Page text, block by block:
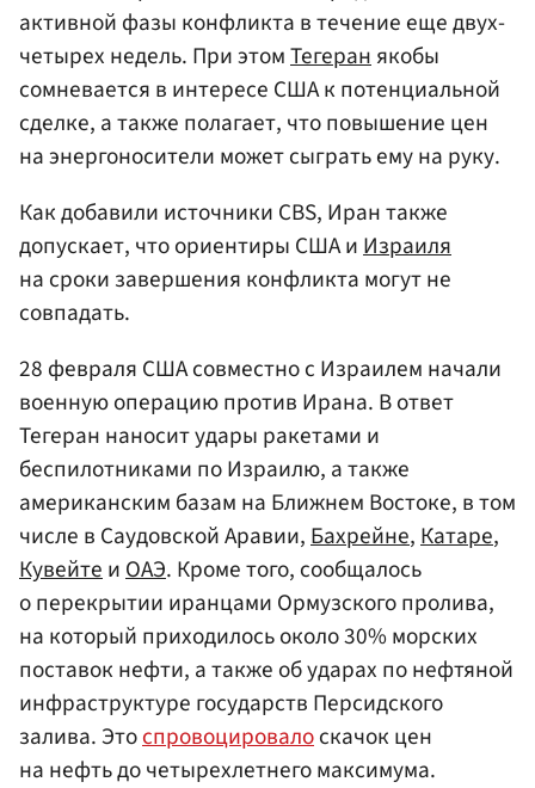
активной фазы конфликта в течение еще двух-
четырех недель. При этомТегеран якобы
сомневается в интересе США к потенциальной
сделке, а также полагает, что повышение цен
на энергоносители может сыграть ему на руку.
Как добавили источники CBS, Иран также
допускает, что ориентиры США иИзраиля
на сроки завершения конфликта могут не
совпадать.
28 февраля США совместно с Израилем начали
военную операцию против Ирана. В ответ
Тегеран наносит удары ракетами и
беспилотниками по Израилю, а также
американским базам на Ближнем Востоке, в том
числе в Саудовской Аравии,Бахрейне,Катаре,
КувейтеиОАЭ. Кроме того, сообщалось
о перекрытии иранцами Ормузского пролива,
на который приходилось около 30% морских
поставок нефти, а также об ударах по нефтяной
инфраструктуре государств Персидского
залива. Этоспровоцировалоскачок цен
на нефть до четырехлетнего максимума.